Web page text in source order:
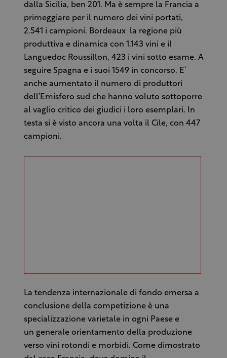
dalla Sicilia, ben 201. Ma è sempre la Francia a
primeggiare per il numero dei vini portati,
2.541 i campioni. Bordeaux la regione più
produttiva e dinamica con 1.143 vini e il
Languedoc Roussillon, 423 i vini sotto esame. A
seguire Spagna e i suoi 1549 in concorso. E’
anche aumentato il numero di produttori
dell’Emisfero sud che hanno voluto sottoporre
al vaglio critico dei giudici i loro esemplari. In
testa si è visto ancora una volta il Cile, con 447
campioni.
La tendenza internazionale di fondo emersa a
conclusione della competizione è una
specializzazione varietale in ogni Paese e
un generale orientamento della produzione
verso vini rotondi e morbidi. Come dimostrato